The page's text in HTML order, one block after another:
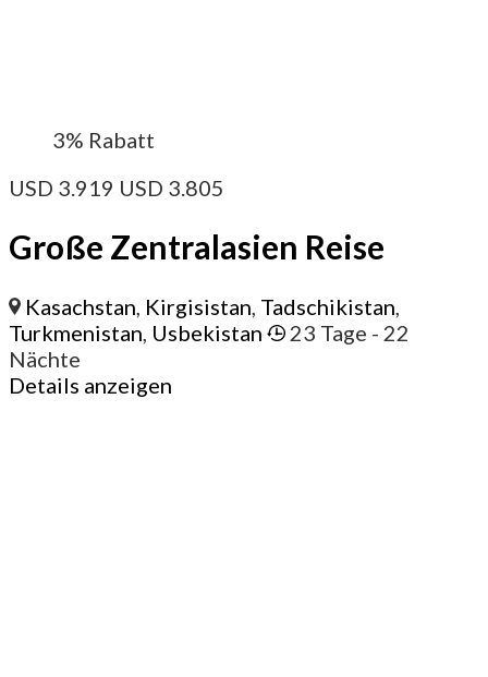
3% Rabatt
USD 3.919 USD 3.805
Große Zentralasien Reise
Kasachstan, Kirgisistan, Tadschikistan,
Turkmenistan, Usbekistan 23 Tage - 22
Nächte
Details anzeigen